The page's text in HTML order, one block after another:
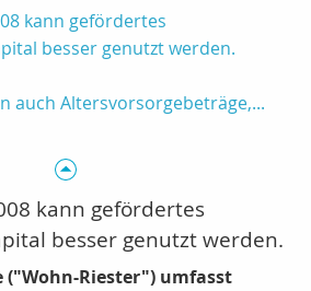
kann gefördertes
besser genutzt werden.
auch Altersvorsorgebeträge,...
kann gefördertes
besser genutzt werden.
("Wohn-Riester") umfasst